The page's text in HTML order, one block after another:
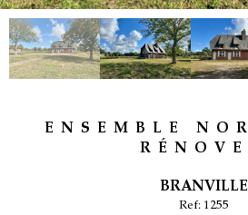
ENSEMBLE
BRANVILLE
Ref: 1255